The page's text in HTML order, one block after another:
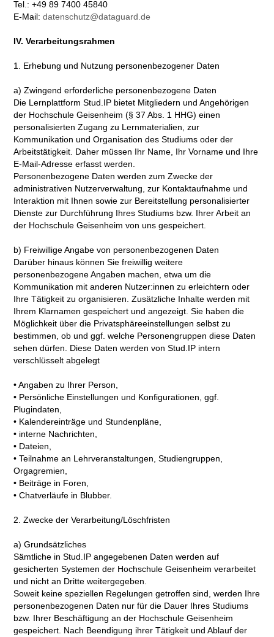
Tel.: +49 89 7400 45840
E-Mail:datenschutz@dataguard.de
IV. Verarbeitungsrahmen
1. Erhebung und Nutzung personenbezogener Daten
a) Zwingend erforderliche personenbezogene Daten
Die Lernplattform Stud.IP bietet Mitgliedern und Angehörigen
der Hochschule Geisenheim (§ 37 Abs. 1 HHG) einen
personalisierten Zugang zu Lernmaterialien, zur
Kommunikation und Organisation des Studiums oder der
Arbeitstätigkeit. Daher müssen Ihr Name, Ihr Vorname und Ihre
E-Mail-Adresse erfasst werden.
Personenbezogene Daten werden zum Zwecke der
administrativen Nutzerverwaltung, zur Kontaktaufnahme und
Interaktion mit Ihnen sowie zur Bereitstellung personalisierter
Dienste zur Durchführung Ihres Studiums bzw. Ihrer Arbeit an
der Hochschule Geisenheim von uns gespeichert.
b) Freiwillige Angabe von personenbezogenen Daten
Darüber hinaus können Sie freiwillig weitere
personenbezogene Angaben machen, etwa um die
Kommunikation mit anderen Nutzer:innen zu erleichtern oder
Ihre Tätigkeit zu organisieren. Zusätzliche Inhalte werden mit
Ihrem Klarnamen gespeichert und angezeigt. Sie haben die
Möglichkeit über die Privatsphäreeinstellungen selbst zu
bestimmen, ob und ggf. welche Personengruppen diese Daten
sehen dürfen. Diese Daten werden von Stud.IP intern
verschlüsselt abgelegt
• Angaben zu Ihrer Person,
• Persönliche Einstellungen und Konfigurationen, ggf.
Plugindaten,
• Kalendereinträge und Stundenpläne,
• interne Nachrichten,
• Dateien,
• Teilnahme an Lehrveranstaltungen, Studiengruppen,
Orgagremien,
• Beiträge in Foren,
• Chatverläufe in Blubber.
2. Zwecke der Verarbeitung/Löschfristen
a) Grundsätzliches
Sämtliche in Stud.IP angegebenen Daten werden auf
gesicherten Systemen der Hochschule Geisenheim verarbeitet
und nicht an Dritte weitergegeben.
Soweit keine speziellen Regelungen getroffen sind, werden Ihre
personenbezogenen Daten nur für die Dauer Ihres Studiums
bzw. Ihrer Beschäftigung an der Hochschule Geisenheim
gespeichert. Nach Beendigung ihrer Tätigkeit und Ablauf der